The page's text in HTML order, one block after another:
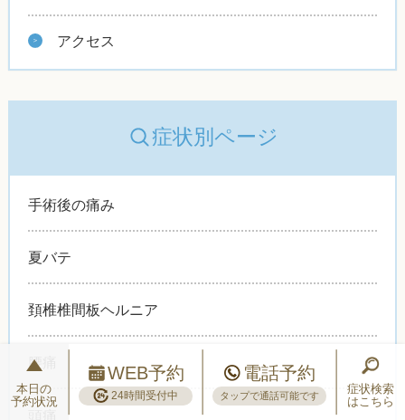
アクセス
症状別ページ
手術後の痛み
夏バテ
頚椎椎間板ヘルニア
腰痛
本日の
予約状況
WEB予約
24時間受付中
電話予約
タップで通話可能です
症状検索
はこちら